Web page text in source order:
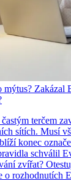
Zakázal
terčem
sítích. Musí
konec
schválil
zvířat?
o rozhodnutích